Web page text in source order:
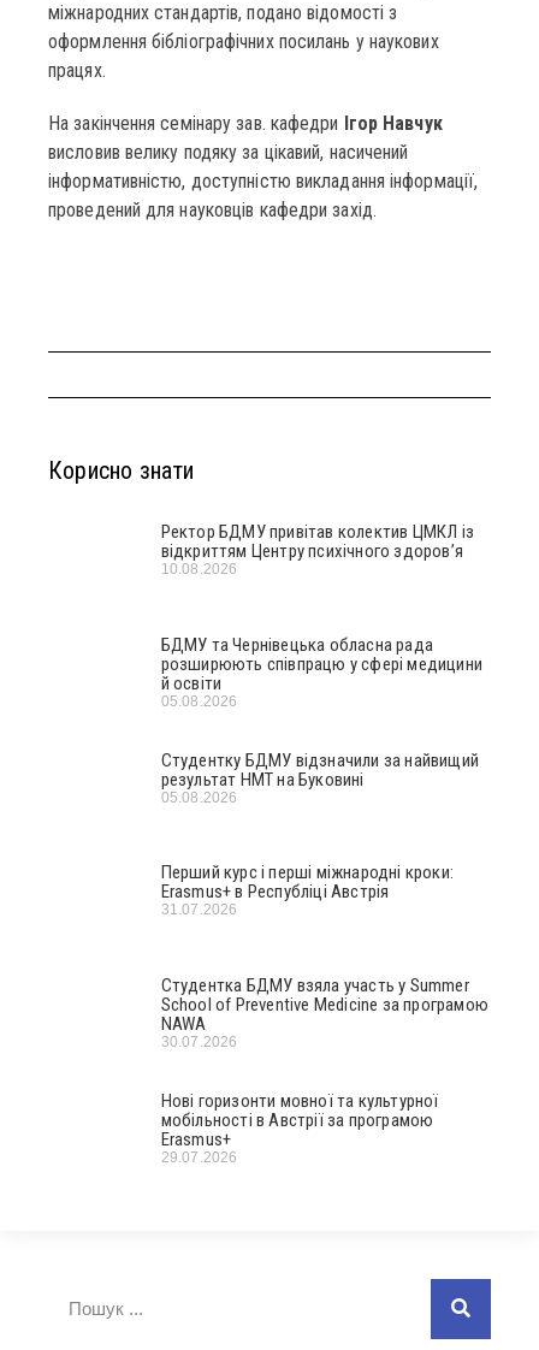
міжнародних стандартів, подано відомості з
оформлення бібліографічних посилань у наукових
працях.
На закінчення семінару зав. кафедри Ігор Навчук
висловив велику подяку за цікавий, насичений
інформативністю, доступністю викладання інформації,
проведений для науковців кафедри захід.
Корисно знати
Ректор БДМУ привітав колектив ЦМКЛ із
відкриттям Центру психічного здоров’я
10.08.2026
БДМУ та Чернівецька обласна рада
розширюють співпрацю у сфері медицини
й освіти
05.08.2026
Студентку БДМУ відзначили за найвищий
результат НМТ на Буковині
05.08.2026
Перший курс і перші міжнародні кроки:
Erasmus+ в Республіці Австрія
31.07.2026
Студентка БДМУ взяла участь у Summer
School of Preventive Medicine за програмою
NAWA
30.07.2026
Нові горизонти мовної та культурної
мобільності в Австрії за програмою
Erasmus+
29.07.2026